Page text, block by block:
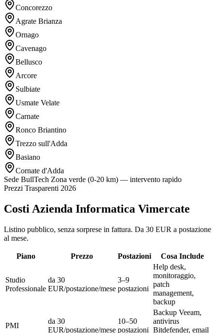
Concorezzo
Agrate Brianza
Ornago
Cavenago
Bellusco
Arcore
Sulbiate
Usmate Velate
Carnate
Ronco Briantino
Trezzo sull'Adda
Basiano
Cornate d'Adda
Sede BullTech Zona verde (0-20 km) — intervento rapido
Prezzi Trasparenti 2026
Costi Azienda Informatica Vimercate
Listino pubblico, senza sorprese in fattura. Da 30 EUR a postazione
al mese.
Piano Prezzo Postazioni Cosa Include
Studio
Professionale
da 30
EUR/postazione/mese
3–9
postazioni
Help desk,
monitoraggio,
patch
management,
backup
PMI
da 30
EUR/postazione/mese
10–50
postazioni
Backup Veeam,
antivirus
Bitdefender, email